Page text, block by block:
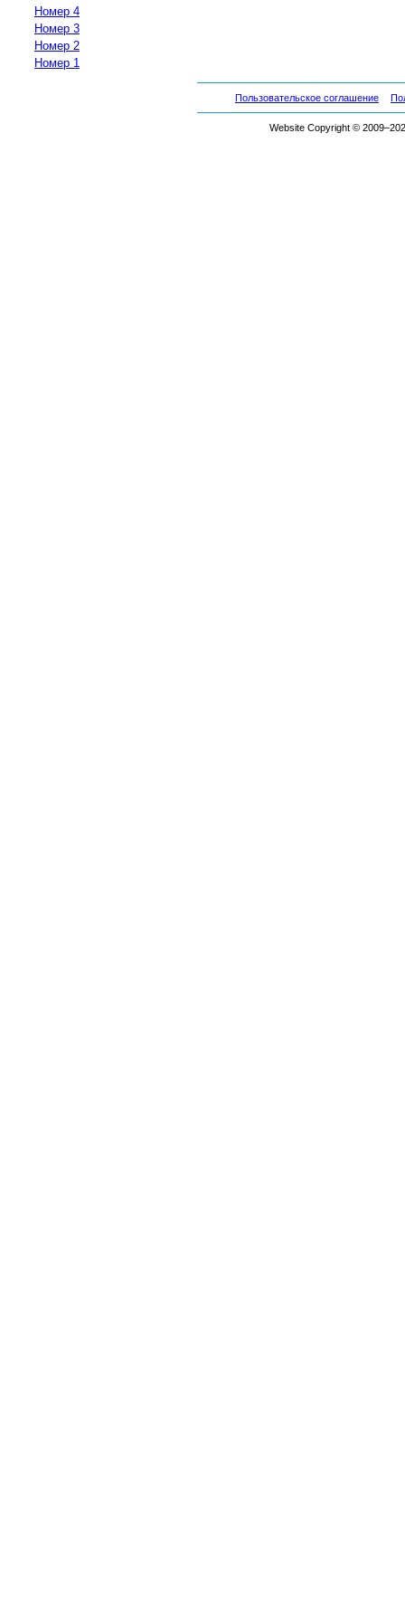
Номер 4
Номер 3
Номер 2
Номер 1
Пользовательское соглашение
Website Copyright ©